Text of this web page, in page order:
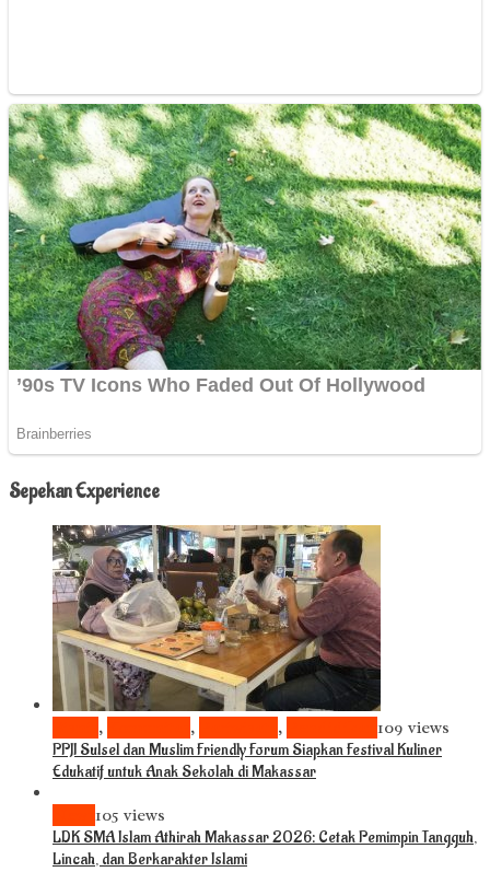
Sepekan Experience
, , , 109 views
PPJI Sulsel dan Muslim Friendly Forum Siapkan Festival Kuliner
Edukatif untuk Anak Sekolah di Makassar
105 views
LDK SMA Islam Athirah Makassar 2026: Cetak Pemimpin Tangguh,
Lincah, dan Berkarakter Islami